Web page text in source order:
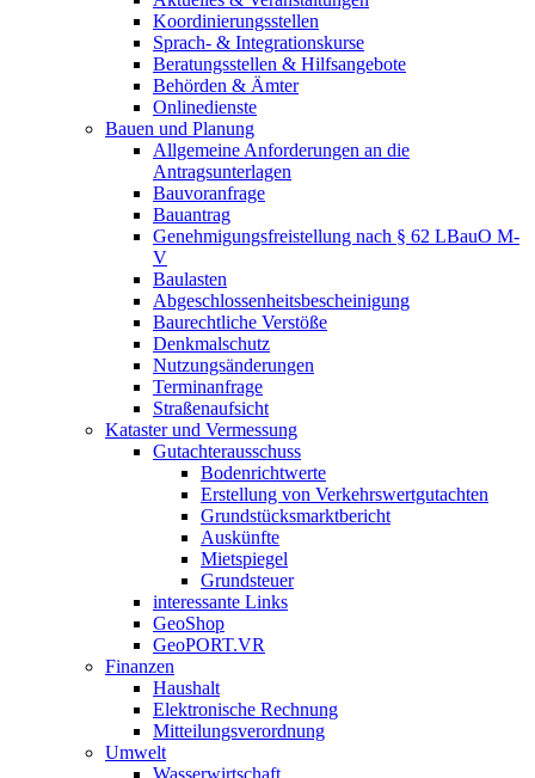
Koordinierungsstellen
Sprach- & Integrationskurse
Beratungsstellen & Hilfsangebote
Behörden & Ämter
Onlinedienste
Bauen und Planung
Allgemeine Anforderungen an die
Antragsunterlagen
Bauvoranfrage
Bauantrag
Genehmigungsfreistellung nach § 62 LBauO M-
V
Baulasten
Abgeschlossenheits­bescheinigung
Baurechtliche Verstöße
Denkmalschutz
Nutzungsänderungen
Terminanfrage
Straßenaufsicht
Kataster und Vermessung
Gutachterausschuss
Bodenrichtwerte
Erstellung von Verkehrswertgutachten
Grundstücksmarktbericht
Auskünfte
Mietspiegel
Grundsteuer
interessante Links
GeoShop
GeoPORT.VR
Finanzen
Haushalt
Elektronische Rechnung
Mitteilungsverordnung
Umwelt
Wasserwirtschaft